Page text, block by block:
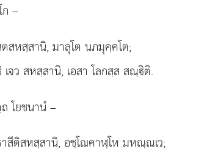
–
สหสฺสานิ, มาลุโต นภมุคฺคโต;
เจว สหสฺสานิ, เอสา โลกสฺส สณฺิติ.
โยชนานํ –
สีติสหสฺสานิ, อชฺโฌคาฬฺโห มหณฺณเว;